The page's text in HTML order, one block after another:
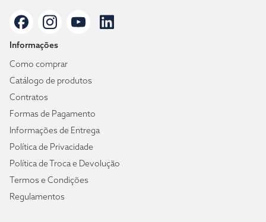
Informações
Como comprar
Catálogo de produtos
Contratos
Formas de Pagamento
Informações de Entrega
Política de Privacidade
Política de Troca e Devolução
Termos e Condições
Regulamentos